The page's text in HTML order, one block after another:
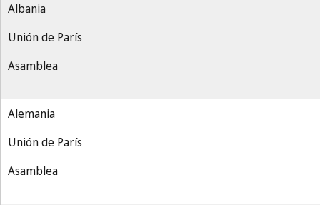
Albania
Unión de París
Asamblea
Alemania
Unión de París
Asamblea